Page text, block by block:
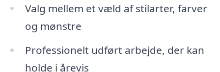
Valg mellem et væld af stilarter, farver
og mønstre
Professionelt udført arbejde, der kan
holde i årevis